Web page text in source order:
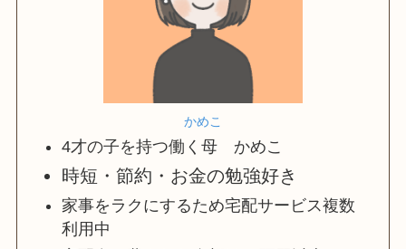
かめこ
4才の子を持つ働く母 かめこ
時短・節約・お金の勉強好き
家事をラクにするため宅配サービス複数
利用中